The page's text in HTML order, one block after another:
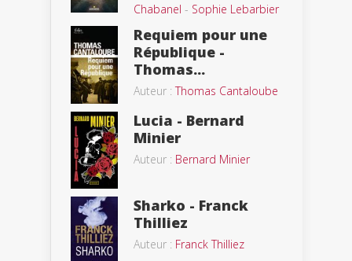
Chabanel - Sophie Lebarbier
Requiem pour une
République -
Thomas...
Auteur :Thomas Cantaloube
Lucia - Bernard
Minier
Auteur : Bernard Minier
Sharko - Franck
Thilliez
Auteur : Franck Thilliez